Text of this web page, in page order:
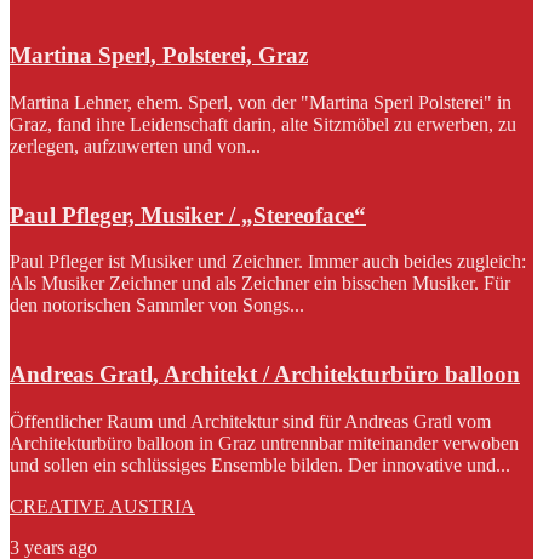
Martina Sperl, Polsterei, Graz
Martina Lehner, ehem. Sperl, von der "Martina Sperl Polsterei" in
Graz, fand ihre Leidenschaft darin, alte Sitzmöbel zu erwerben, zu
zerlegen, aufzuwerten und von...
Paul Pfleger, Musiker / „Stereoface“
Paul Pfleger ist Musiker und Zeichner. Immer auch beides zugleich:
Als Musiker Zeichner und als Zeichner ein bisschen Musiker. Für
den notorischen Sammler von Songs...
Andreas Gratl, Architekt / Architekturbüro balloon
Öffentlicher Raum und Architektur sind für Andreas Gratl vom
Architekturbüro balloon in Graz untrennbar miteinander verwoben
und sollen ein schlüssiges Ensemble bilden. Der innovative und...
CREATIVE AUSTRIA
3 years ago